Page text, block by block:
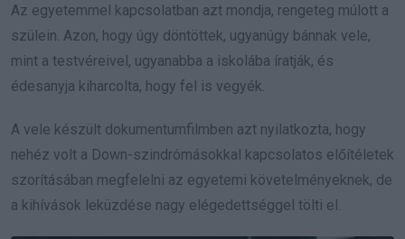
Az egyetemmel kapcsolatban azt mondja, rengeteg múlott a
szülein. Azon, hogy úgy döntöttek, ugyanúgy bánnak vele,
mint a testvéreivel, ugyanabba a iskolába íratják, és
édesanyja kiharcolta, hogy fel is vegyék.
A vele készült dokumentumfilmben azt nyilatkozta, hogy
nehéz volt a Down-szindrómásokkal kapcsolatos előítéletek
szorításában megfelelni az egyetemi követelményeknek, de
a kihívások leküzdése nagy elégedettséggel tölti el.